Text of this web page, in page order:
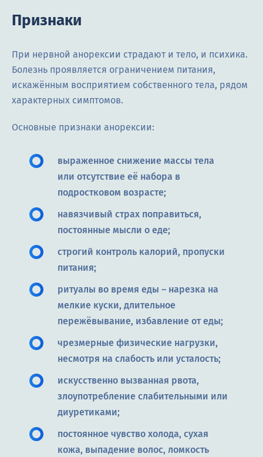
Признаки
При нервной анорексии страдают и тело, и психика.
Болезнь проявляется ограничением питания,
искажённым восприятием собственного тела, рядом
характерных симптомов.
Основные признаки анорексии:
выраженное снижение массы тела
или отсутствие её набора в
подростковом возрасте;
навязчивый страх поправиться,
постоянные мысли о еде;
строгий контроль калорий, пропуски
питания;
ритуалы во время еды – нарезка на
мелкие куски, длительное
пережёвывание, избавление от еды;
чрезмерные физические нагрузки,
несмотря на слабость или усталость;
искусственно вызванная рвота,
злоупотребление слабительными или
диуретиками;
постоянное чувство холода, сухая
кожа, выпадение волос, ломкость